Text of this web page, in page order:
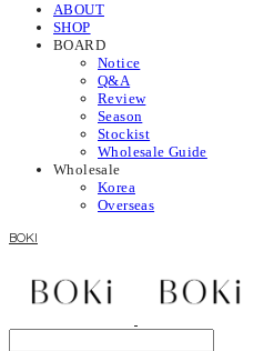
ABOUT
SHOP
BOARD
Notice
Q&A
Review
Season
Stockist
Wholesale Guide
Wholesale
Korea
Overseas
BOKI